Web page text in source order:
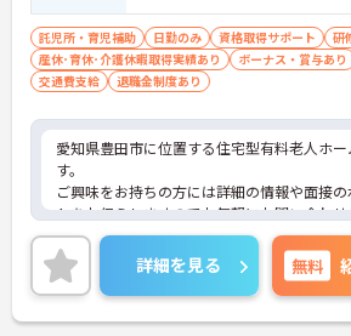
託児所・育児補助 日勤のみ 資格取得サポート
研
産休･育休･介護休暇取得実績あり
ボーナス・賞与あり
交通費支給
退職金制度あり
愛知県豊田市に位置する住宅型有料老人ホー
す。
ご興味をお持ちの方には詳細の情報や面接の
トをお伝えしますのでお気軽にお問い合わ
いませ。
詳細を見る 無料